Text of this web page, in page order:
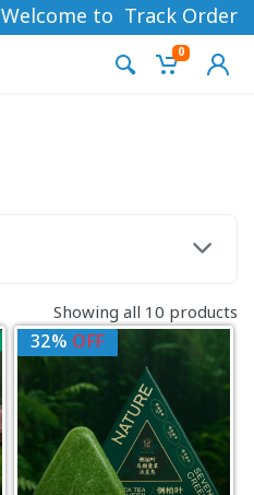
Welcome to Kroymela
Track Order
0
Showing all 10 products
32% OFF